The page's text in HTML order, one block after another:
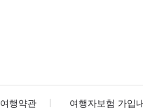
여행약관 여행자보험 가입